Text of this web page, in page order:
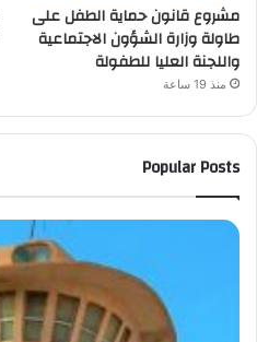
مشروع قانون حماية الطفل على
طاولة وزارة الشؤون الاجتماعية
واللجنة العليا للطفولة
منذ 19 ساعة
Popular Posts